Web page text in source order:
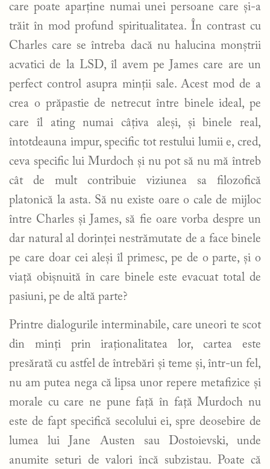
care poate aparține numai unei persoane care și-a
trăit în mod profund spiritualitatea. În contrast cu
Charles care se întreba dacă nu halucina monștrii
acvatici de la LSD, îl avem pe James care are un
perfect control asupra minții sale. Acest mod de a
crea o prăpastie de netrecut între binele ideal, pe
care îl ating numai câțiva aleși, și binele real,
întotdeauna impur, specific tot restului lumii e, cred,
ceva specific lui Murdoch și nu pot să nu mă întreb
cât de mult contribuie viziunea sa filozofică
platonică la asta. Să nu existe oare o cale de mijloc
între Charles și James, să fie oare vorba despre un
dar natural al dorinței nestrămutate de a face binele
pe care doar cei aleși îl primesc, pe de o parte, și o
viață obișnuită în care binele este evacuat total de
pasiuni, pe de altă parte?
Printre dialogurile interminabile, care uneori te scot
din minți prin iraționalitatea lor, cartea este
presărată cu astfel de întrebări și teme și, într-un fel,
nu am putea nega că lipsa unor repere metafizice și
morale cu care ne pune față în față Murdoch nu
este de fapt specifică secolului ei, spre deosebire de
lumea lui Jane Austen sau Dostoievski, unde
anumite seturi de valori încă subzistau. Poate că